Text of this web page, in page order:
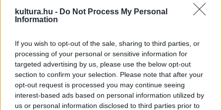
kultura.hu - Do Not Process My Personal
Information
If you wish to opt-out of the sale, sharing to third parties, or
processing of your personal or sensitive information for
targeted advertising by us, please use the below opt-out
section to confirm your selection. Please note that after your
opt-out request is processed you may continue seeing
interest-based ads based on personal information utilized by
us or personal information disclosed to third parties prior to
így négyesben besétálhatnának bármelyik puccos, hazai
sztárgálára, garantáltan ők lennének a leginkább jól
Úri eseményt látunk tehát, bálsarki kamaradrámát, abszurdat
persze, szokatlant és nyugtalanítót. A játék eleje olybá tűnik,
mintha Kovács Gerzson Péter szilánknyi pótcselekvések
röhögtető montázsából építkezne. Tudatos, vagy a